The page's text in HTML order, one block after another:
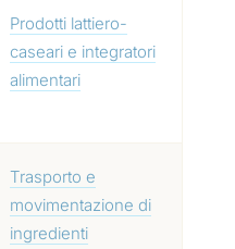
Prodotti lattiero-
caseari e integratori
alimentari
Trasporto e
movimentazione di
ingredienti